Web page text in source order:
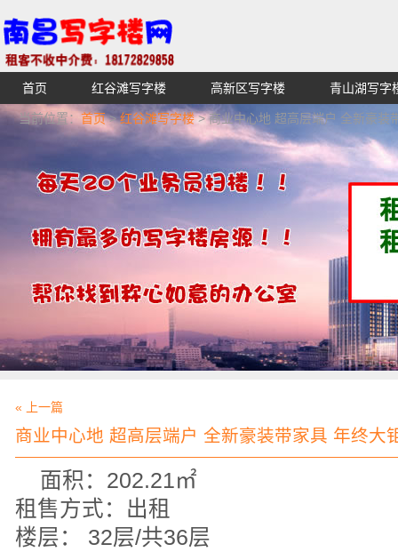
【不收中介费】南昌写字楼出租租赁招租出售,找高端高
湖青云谱写字楼
首页 红谷滩写字楼 高新区写字楼 青山湖写字
当前位置： 首页>红谷滩写字楼> 商业中心地 超高层端户 全新豪装
« 上一篇
商业中心地 超高层端户 全新豪装带家具 年终大
面积：202.21㎡
租售方式：出租
楼层： 32层/共36层